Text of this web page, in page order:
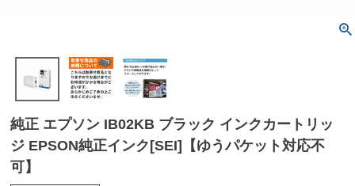
純正 エプソン IB02KB ブラック インクカートリッ
ジ EPSON純正インク[SEI]【ゆうパケット対応不
可】